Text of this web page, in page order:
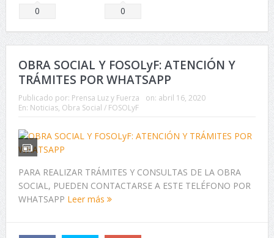
Comparte
0
Comparte
0
OBRA SOCIAL Y FOSOLyF: ATENCIÓN Y
TRÁMITES POR WHATSAPP
Publicado por: Prensa Luz y Fuerza on: abril 16, 2020
En: Noticias, Obra Social / FOSOLyF
PARA REALIZAR TRÁMITES Y CONSULTAS DE LA OBRA
SOCIAL, PUEDEN CONTACTARSE A ESTE TELÉFONO POR
WHATSAPP Leer más